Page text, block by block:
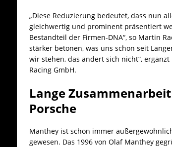
„Diese Reduzierung bedeutet, dass nun
gleichwertig und prominent präsentiert
Bestandteil der Firmen-DNA“, so Martin
stärker betonen, was uns schon seit
wir stehen, das ändert sich nicht“,
Racing GmbH.
Lange
Porsche
Manthey ist schon immer
gewesen. Das 1996 von Olaf Manthey